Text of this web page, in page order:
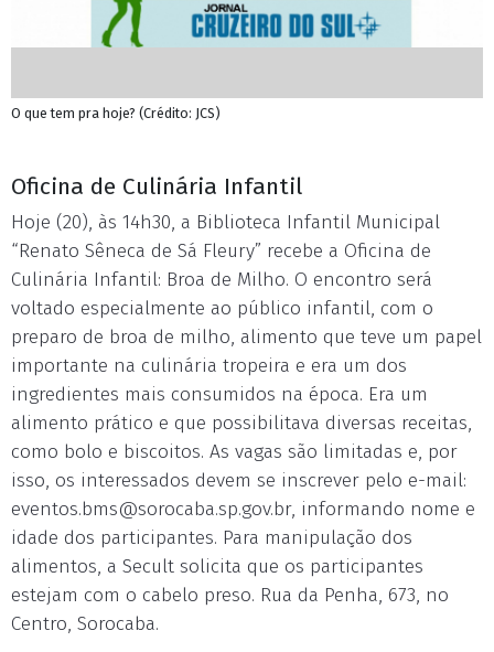
O que tem pra hoje? (Crédito: JCS)
Oficina de Culinária Infantil
Hoje (20), às 14h30, a Biblioteca Infantil Municipal
“Renato Sêneca de Sá Fleury” recebe a Oficina de
Culinária Infantil: Broa de Milho. O encontro será
voltado especialmente ao público infantil, com o
preparo de broa de milho, alimento que teve um papel
importante na culinária tropeira e era um dos
ingredientes mais consumidos na época. Era um
alimento prático e que possibilitava diversas receitas,
como bolo e biscoitos. As vagas são limitadas e, por
isso, os interessados devem se inscrever pelo e-mail:
eventos.bms@sorocaba.sp.gov.br, informando nome e
idade dos participantes. Para manipulação dos
alimentos, a Secult solicita que os participantes
estejam com o cabelo preso. Rua da Penha, 673, no
Centro, Sorocaba.